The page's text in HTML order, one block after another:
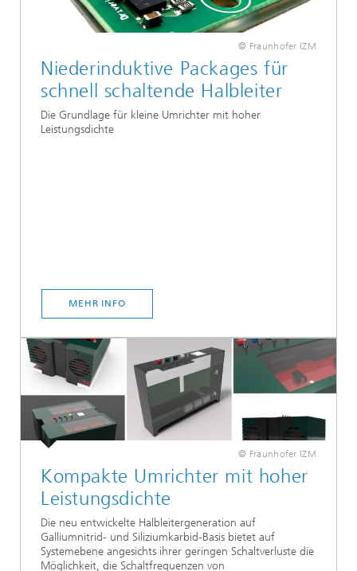
© Fraunhofer IZM
Niederinduktive Packages für
schnell schaltende Halbleiter
Die Grundlage für kleine Umrichter mit hoher
Leistungsdichte
MEHR INFO
© Fraunhofer IZM
Kompakte Umrichter mit hoher
Leistungsdichte
Die neu entwickelte Halbleitergeneration auf
Galliumnitrid- und Siliziumkarbid-Basis bietet auf
Systemebene angesichts ihrer geringen Schaltverluste die
Möglichkeit, die Schaltfrequenzen von